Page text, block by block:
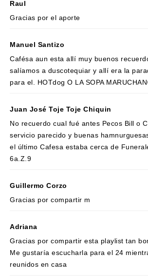
Raul
Gracias por el aporte
Manuel Santizo
Cafésa aun esta allí muy buenos
salíamos a duscotequiar y allí era la
para el. HOTdog O LA SOPA
Juan José Toje Toje Chiquin
No recuerdo cual fué antes Pecos Bill o
servicio parecido y buenas
el último Cafesa estaba cerca de
6a.Z.9
Guillermo Corzo
Gracias por compartir m
Adriana
Gracias por compartir esta playlist tan
Me gustaría escucharla para el 24
reunidos en casa